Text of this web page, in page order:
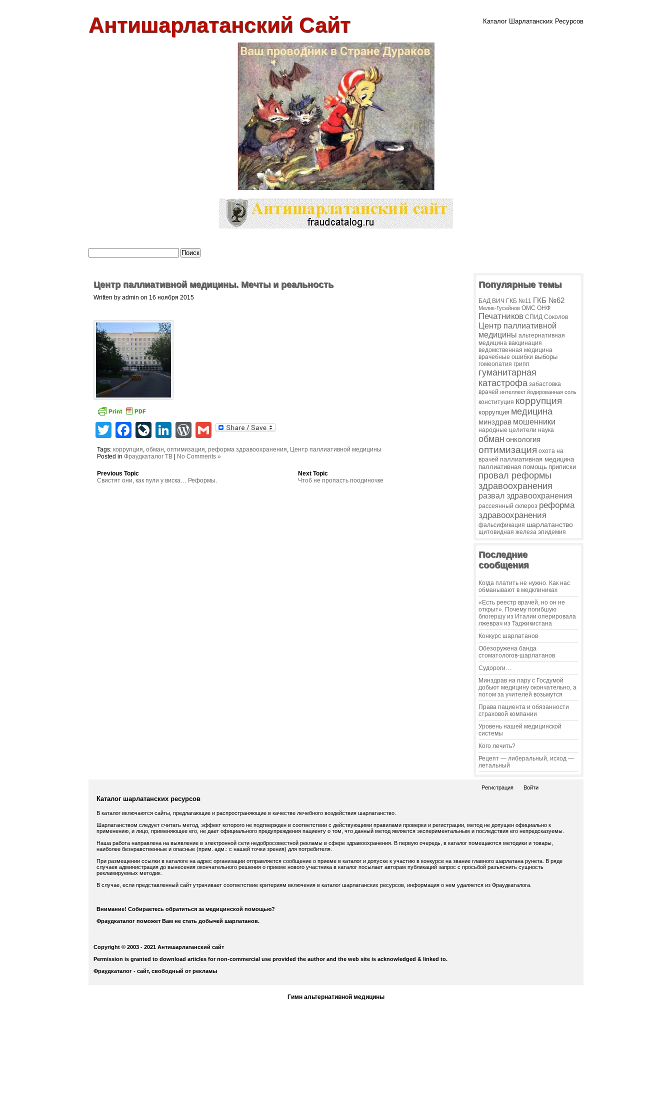
Антишарлатанский Сайт Каталог Шарлатанских Ресурсов
Центр паллиативной медицины. Мечты и реальность
Written by admin on 16 ноября 2015
TwitterFacebook
LiveJournal
LinkedIn
WordPress
Gmail
Tags:коррупция,обман,оптимизация,реформа здравоохранения, Центр паллиативной медицины
Posted inФраудкаталог ТВ No Comments »
Previous Topic
Свистят они, как пули у виска… Реформы.
Next Topic
Чтоб не пропасть поодиночке
Популярные темы
БАД ВИЧ ГКБ №11 ГКБ №62
Мелик-Гусейнов ОМС ОНФ
Печатников СПИД Соколов
Центр паллиативной
медицины альтернативная
медицина вакцинация
ведомственная медицина
врачебные ошибки выборы
гомеопатия грипп
гуманитарная
катастрофа забастовка
врачей интеллект йодированная соль
конституция коррупция
коррупция медицина
минздрав мошенники
народные целители наука
обман онкология
оптимизация охота на
врачей паллиативная медицина
паллиативная помощь приписки
провал реформы
здравоохранения
развал здравоохранения
рассеянный склероз реформа
здравоохранения
фальсификация шарлатанство
щитовидная железа эпидемия
Последние
сообщения
Когда платить не нужно. Как нас
обманывают в медклиниках
«Есть реестр врачей, но он не
открыт». Почему погибшую
блогершу из Италии оперировала
лжеврач из Таджикистана
Конкурс шарлатанов
Обезоружена банда
стоматологов-шарлатанов
Судороги…
Минздрав на пару с Госдумой
добьют медицину окончательно, а
потом за учителей возьмутся
Права пациента и обязанности
страховой компании
Уровень нашей медицинской
системы
Кого лечить?
Рецепт — либеральный, исход —
летальный
Регистрация Войти
Каталог шарлатанских ресурсов
В каталог включаются сайты, предлагающие и распространяющие в качестве лечебного воздействия шарлатанство.
Шарлатанством следует считать метод, эффект которого не подтвержден в соответствии с действующими правилами проверки и регистрации, метод не допущен официально к
применению, и лицо, применяющее его, не дает официального предупреждения пациенту о том, что данный метод является экспериментальным и последствия его непредсказуемы.
Наша работа направлена на выявление в электронной сети недобросовестной рекламы в сфере здравоохранения. В первую очередь, в каталог помещаются методики и товары,
наиболее безнравственные и опасные (прим. адм.: с нашей точки зрения) для потребителя.
При размещении ссылки в каталоге на адрес организации отправляется сообщение о приеме в каталог и допуске к участию в конкурсе на звание главного шарлатана рунета. В ряде
случаев администрация до вынесения окончательного решения о приеме нового участника в каталог посылает авторам публикаций запрос с просьбой разъяснить сущность
рекламируемых методик.
В случае, если представленный сайт утрачивает соответствие критериям включения в каталог шарлатанских ресурсов, информация о нем удаляется из Фраудкаталога.
Внимание! Собираетесь обратиться за медицинской помощью?
Фраудкаталог поможет Вам не стать добычей шарлатанов.
Copyright © 2003 - 2021 Антишарлатанский сайт
Permission is granted to download articles for non-commercial use provided the author and the web site is acknowledged & linked to.
Фраудкаталог - сайт, свободный от рекламы
Гимн альтернативной медицины